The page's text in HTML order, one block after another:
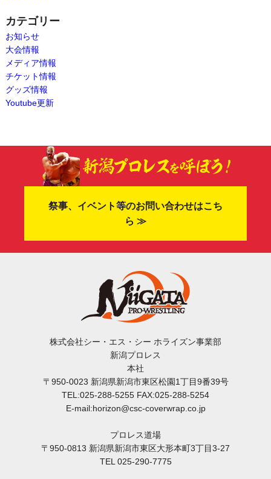
カテゴリー
お知らせ
大会情報
メディア情報
チケット情報
グッズ情報
Youtube更新
祭事、イベント等のお問い合わせはこち
ら ≫
株式会社シー・エス・シー ホライズン事業部
新潟プロレス
本社
〒950-0023 新潟県新潟市東区松園1丁目9番39号
TEL:025-288-5255 FAX:025-288-5254
E-mail:horizon@csc-coverwrap.co.jp
プロレス道場
〒950-0813 新潟県新潟市東区大形本町3丁目3-27
TEL 025-290-7775